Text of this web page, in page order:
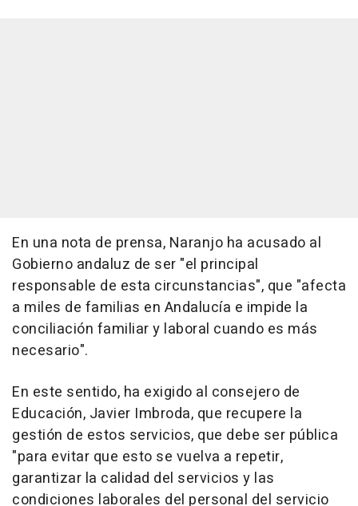
En una nota de prensa, Naranjo ha acusado al
Gobierno andaluz de ser "el principal
responsable de esta circunstancias", que "afecta
a miles de familias en Andalucía e impide la
conciliación familiar y laboral cuando es más
necesario".
En este sentido, ha exigido al consejero de
Educación, Javier Imbroda, que recupere la
gestión de estos servicios, que debe ser pública
"para evitar que esto se vuelva a repetir,
garantizar la calidad del servicios y las
condiciones laborales del personal del servicio